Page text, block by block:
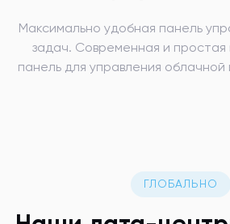
Максимально удобная панель
задач. Современная и простая
панель для управления
ГЛОБАЛЬНО